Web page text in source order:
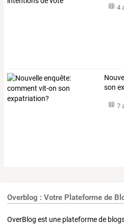
4
son
7
Overblog : Votre Plateforme de
OverBlog est une plateforme de